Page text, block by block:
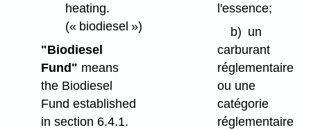
heating.
(« biodiesel »)
"Biodiesel
Fund" means
the Biodiesel
Fund established
in section 6.4.1.
l'essence;
b) un
carburant
réglementaire
ou une
catégorie
réglementaire